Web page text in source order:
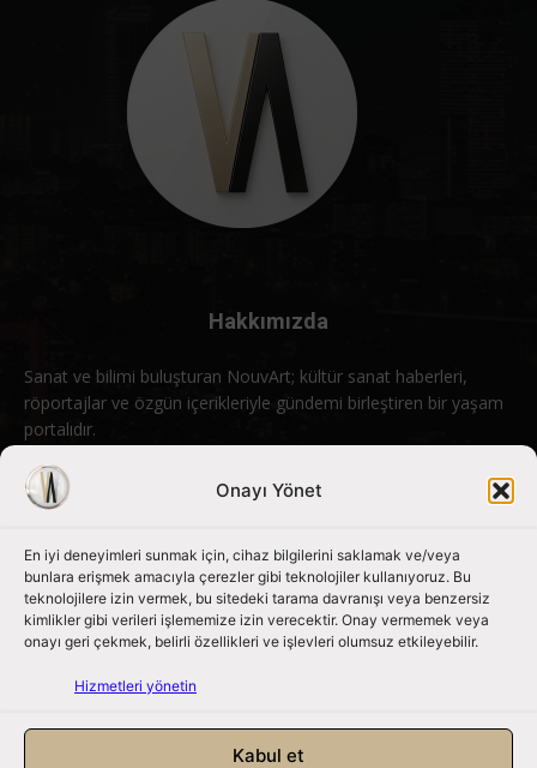
Onayı Yönet
En iyi deneyimleri sunmak için, cihaz bilgilerini saklamak ve/veya
bunlara erişmek amacıyla çerezler gibi teknolojiler kullanıyoruz. Bu
teknolojilere izin vermek, bu sitedeki tarama davranışı veya benzersiz
kimlikler gibi verileri işlememize izin verecektir. Onay vermemek veya
onayı geri çekmek, belirli özellikleri ve işlevleri olumsuz etkileyebilir.
Hizmetleri yönetin
Kabul et
Hakkımızda
Sanat ve bilimi buluşturan NouvArt; kültür sanat haberleri,
röportajlar ve özgün içerikleriyle gündemi birleştiren bir yaşam
portalıdır.
Bizimle iletişime geçin: info@nouvart.net
Bizi Takip Edin